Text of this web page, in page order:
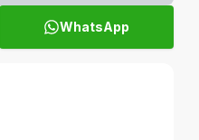
WhatsApp